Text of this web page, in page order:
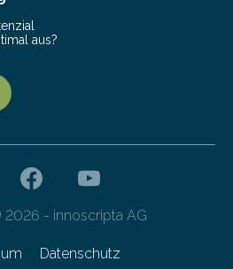
aus?
- innoscripta AG
Datenschutz